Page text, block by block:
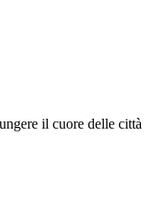
il cuore delle città